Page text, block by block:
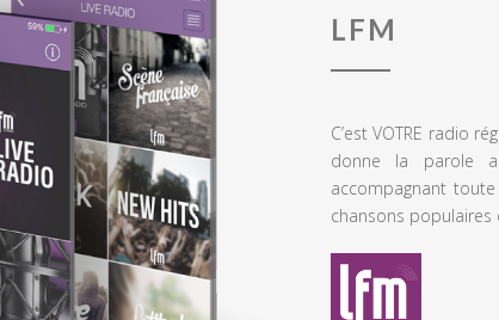
LFM
C’est VOTRE radio
donne la parole
accompagnant
chansons populaires